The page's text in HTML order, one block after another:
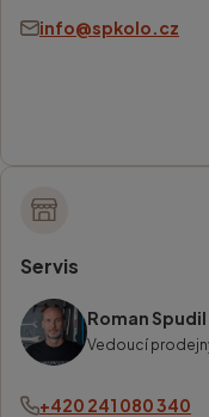
info@spkolo.cz
Servis
Roman Spudil
Vedoucí
+420 241 080 340